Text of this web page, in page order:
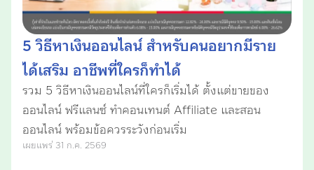
5 วิธีหาเงินออนไลน์ สำหรับคนอยากมีราย
ได้เสริม อาชีพที่ใครก็ทำได้
รวม 5 วิธีหาเงินออนไลน์ที่ใครก็เริ่มได้ ตั้งแต่ขายของ
ออนไลน์ ฟรีแลนซ์ ทำคอนเทนต์ Affiliate และสอน
ออนไลน์ พร้อมข้อควรระวังก่อนเริ่ม
เผยแพร่ 31 ก.ค. 2569